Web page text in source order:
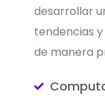
desarrollar
tendencias
de manera